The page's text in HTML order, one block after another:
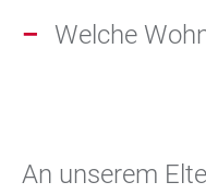
Welche
An unserem